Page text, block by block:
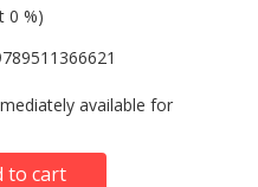
0 %)
available for
to cart